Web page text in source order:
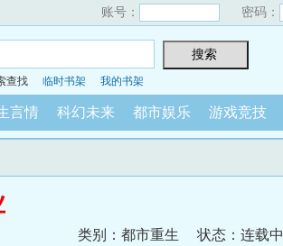
账号： 密码：
查找 临时书架 我的书架
言情 科幻未来 都市娱乐 游戏竞技
类别：都市重生
状态：连载中